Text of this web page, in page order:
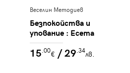
Веселин Методиев
Безпокойства и
упование : Есета
15 .00€ / 29 .34лв.